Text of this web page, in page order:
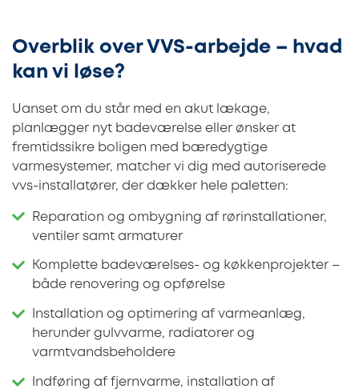
Overblik over VVS-arbejde – hvad
kan vi løse?
Uanset om du står med en akut lækage,
planlægger nyt badeværelse eller ønsker at
fremtidssikre boligen med bæredygtige
varmesystemer, matcher vi dig med autoriserede
vvs-installatører, der dækker hele paletten:
Reparation og ombygning af rørinstallationer,
ventiler samt armaturer
Komplette badeværelses- og køkkenprojekter –
både renovering og opførelse
Installation og optimering af varmeanlæg,
herunder gulvvarme, radiatorer og
varmtvandsbeholdere
Indføring af fjernvarme, installation af